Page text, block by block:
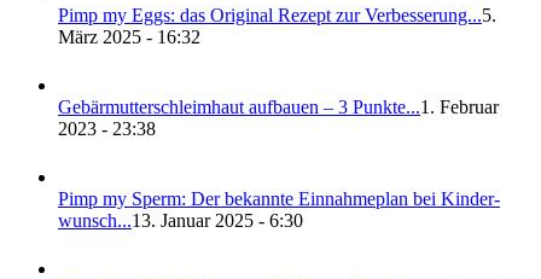
Pimp my Eggs: das Ori­gi­nal Rezept zur Ver­bes­se­rung...5.
März 2025 - 16:32
Gebär­mut­ter­schleim­haut auf­bau­en – 3 Punk­te...1. Februar
2023 - 23:38
Pimp my Sperm: Der bekann­te Ein­nah­me­plan bei Kin­der­
wunsch...13. Januar 2025 - 6:30